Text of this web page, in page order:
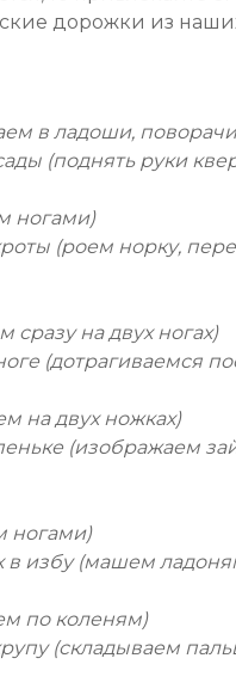
дорожки из
в ладоши,
(поднять руки
ногами)
(роем норку,
сразу на двух ногах)
(дотрагиваемся
на двух ножках)
(изображаем
ногами)
избу (машем
по коленям)
(складываем